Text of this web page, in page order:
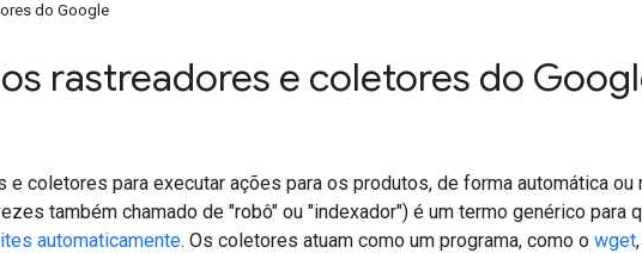
do Google
rastreadores e coletores do
e coletores para executar ações para os produtos, de forma automática
também chamado de "robô" ou "indexador") é um termo genérico para
automaticamente. Os coletores atuam como um programa, como o wget